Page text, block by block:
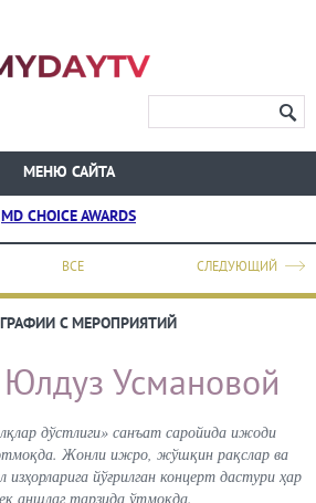
МЕНЮ САЙТА
MD CHOICE AWARDS
ВСЕ СЛЕДУЮЩИЙ
С МЕРОПРИЯТИЙ
Юлдуз Усмановой
дўстлиги» санъат саройида ижоди
Жонли ижро, жўшқин рақслар ва
йўғрилган концерт дастури ҳар
аншлаг тарзида ўтмоқда.